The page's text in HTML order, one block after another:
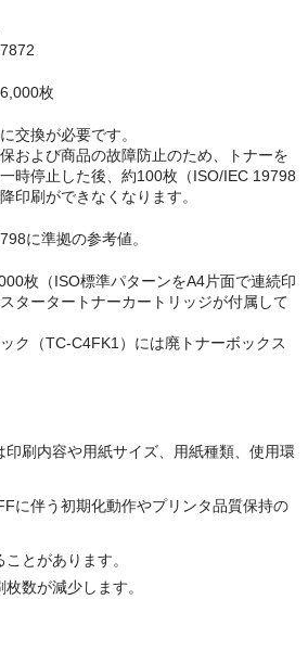
ー
枚
交換が必要です。
および商品の故障防止のため、トナーを
時停止した後、約100枚（ISO/IEC 19798
印刷ができなくなります。
に準拠の参考値。
枚（ISO標準パターンをA4片面で連続印
タータートナーカートリッジが付属して
ク（TC-C4FK1）には廃トナーボックス
刷内容や用紙サイズ、用紙種類、使用環
に伴う初期化動作やプリンタ品質保持の
とがあります。
数が減少します。